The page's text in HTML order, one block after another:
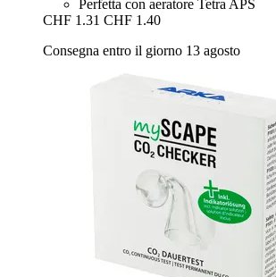
Perfetta con aeratore Tetra APS
CHF 1.31 CHF 1.40
Consegna entro il giorno 13 agosto